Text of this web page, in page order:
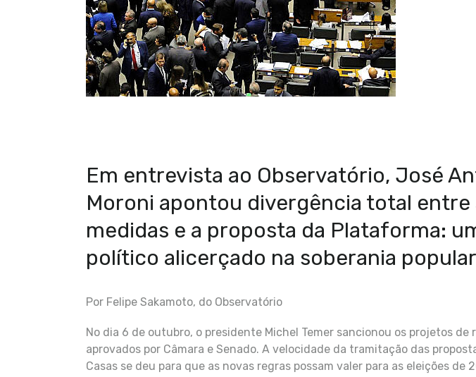
Em entrevista ao Observatório, José
Moroni apontou divergência total entre
medidas e a proposta da Plataforma:
político alicerçado na soberania popular
Por Felipe Sakamoto, do Observatório
No dia 6 de outubro, o presidente Michel Temer sancionou os projetos de
aprovados por Câmara e Senado. A velocidade da tramitação das
Casas se deu para que as novas regras possam valer para as eleições de